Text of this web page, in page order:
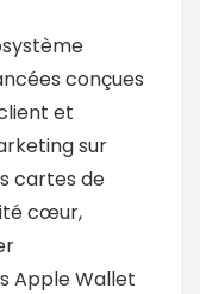
conçues
et
sur
cartes de
cœur,
Apple Wallet